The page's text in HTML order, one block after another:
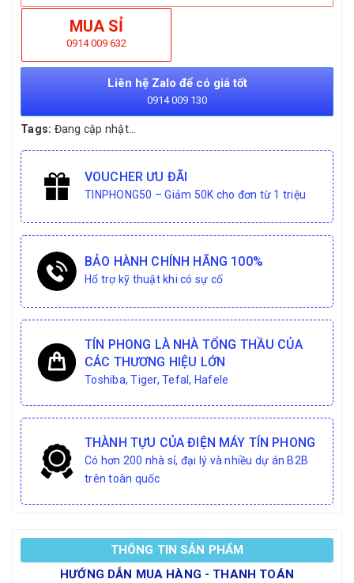
MUA SỈ
0914 009 632
Liên hệ Zalo để có giá tốt
0914 009 130
Tags: Đang cập nhật...
VOUCHER ƯU ĐÃI
TINPHONG50 – Giảm 50K cho đơn từ 1 triệu
BẢO HÀNH CHÍNH HÃNG 100%
Hổ trợ kỹ thuật khi có sự cố
TÍN PHONG LÀ NHÀ TỔNG THẦU CỦA
CÁC THƯƠNG HIỆU LỚN
Toshiba, Tiger, Tefal, Hafele
THÀNH TỰU CỦA ĐIỆN MÁY TÍN PHONG
Có hơn 200 nhà sỉ, đại lý và nhiều dự án B2B
trên toàn quốc
THÔNG TIN SẢN PHẨM
HƯỚNG DẪN MUA HÀNG - THANH TOÁN